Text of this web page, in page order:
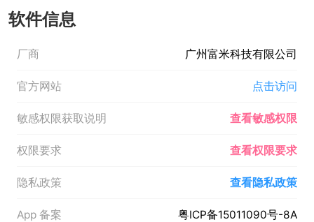
软件信息
厂商 广州富米科技有限公司
官方网站 点击访问
敏感权限获取说明 查看敏感权限
权限要求 查看权限要求
隐私政策 查看隐私政策
App 备案 粤ICP备15011090号-8A